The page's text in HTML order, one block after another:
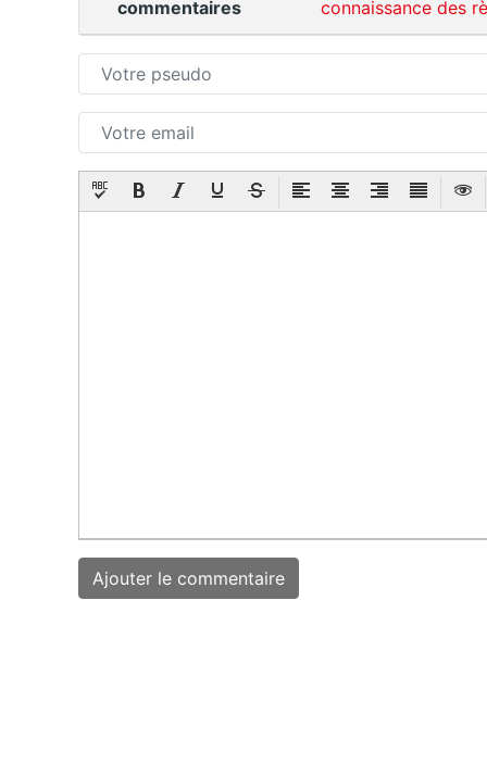
commentaires
connaissance des